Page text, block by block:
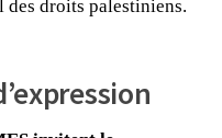
des droits palestiniens.